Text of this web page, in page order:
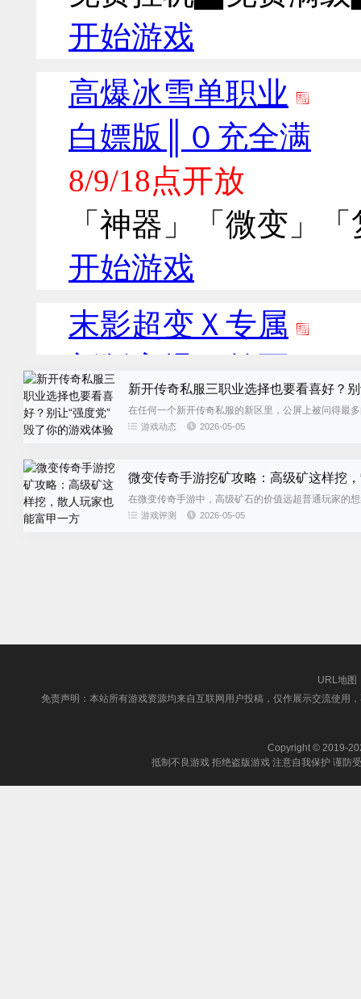
新开传奇私服三职业选择也要看喜好？
在任何一个新开传奇私服的新区里，公屏上被问得最
答的人各执一词——战士党...
游戏动态 2026-05-05
微变传奇手游挖矿攻略：高级矿这样挖
在微变传奇手游中，高级矿石的价值远超普通玩家的
散人玩家在游戏中安身立命的根...
游戏评测 2026-05-05
URL地图
免责声明：本站所有游戏资源均来自互联网用户投稿，仅作展示交流使用
Copyright © 2019-
抵制不良游戏 拒绝盗版游戏 注意自我保护 谨